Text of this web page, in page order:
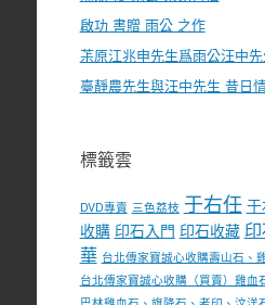
啟功 書贈 雨公 之作
茮原江兆申先生爲雨公汪中
臺靜農先生與汪中先生 昔日
標籤雲
DVD專賣 三色荔枝 于右任
收購 印石入門 印石收藏
華 台北傳家寶誠心收購壽山石、
台北傳家寶誠心收購（買賣）雞血